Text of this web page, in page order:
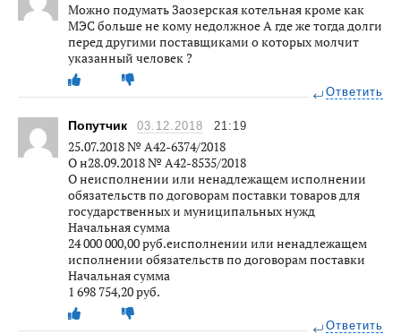
Можно подумать Заозерская котельная кроме как
МЭС больше не кому недолжное А где же тогда долги
перед другими поставщиками о которых молчит
указанный человек ?
Ответить
Попутчик 03.12.2018 21:19
25.07.2018 № А42-6374/2018
О н28.09.2018 № А42-8535/2018
О неисполнении или ненадлежащем исполнении
обязательств по договорам поставки товаров для
государственных и муниципальных нужд
Начальная сумма
24 000 000,00 руб.еисполнении или ненадлежащем
исполнении обязательств по договорам поставки
Начальная сумма
1 698 754,20 руб.
Ответить